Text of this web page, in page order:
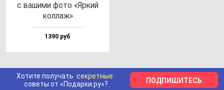
с ва­ши­ми фо­то «Яркий
кол­лаж»
1390 руб
Хотите получать секретные
советы от «Подарки.ру»?
ПОДПИШИТЕСЬ